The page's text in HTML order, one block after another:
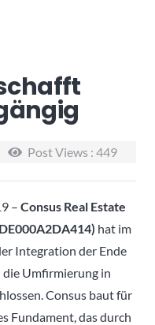
Post Views : 449
– Consus Real Estate
hat im
Integration der Ende
die Umfirmierung in
Consus baut für
Fundament, das durch